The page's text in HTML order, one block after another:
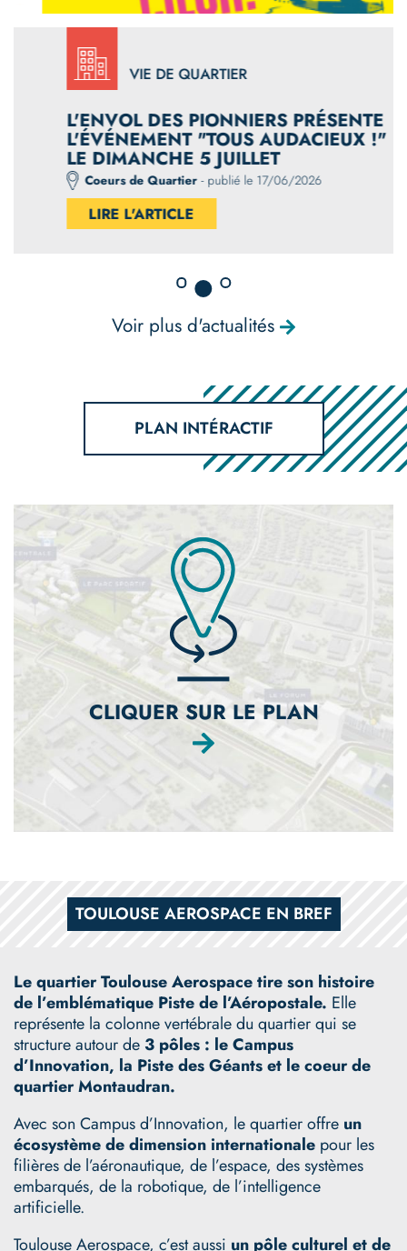
VIE DE QUARTIER
L'ENVOL DES PIONNIERS PRÉSENTE
L'ÉVÉNEMENT "TOUS AUDACIEUX !"
LE DIMANCHE 5 JUILLET
Coeurs de Quartier- publié le 17/06/2026
LIRE L'ARTICLE
Voir plus d'actualités
PLAN INTÉRACTIF
Image
CLIQUER SUR LE PLAN
TOULOUSE AEROSPACE EN BREF
Le quartier Toulouse Aerospace tire son histoire
de l’emblématique Piste de l’Aéropostale. Elle
représente la colonne vertébrale du quartier qui se
structure autour de 3 pôles : le Campus
d’Innovation, la Piste des Géants et le coeur de
quartier Montaudran.
Avec son Campus d’Innovation, le quartier offre un
écosystème de dimension internationale pour les
filières de l’aéronautique, de l’espace, des systèmes
embarqués, de la robotique, de l’intelligence
artificielle.
Toulouse Aerospace, c’est aussi un pôle culturel et de